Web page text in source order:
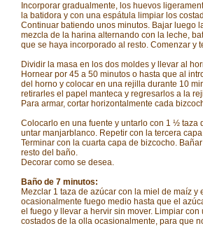
Incorporar gradualmente, los huevos
la batidora y con una espátula limpiar los
Continuar batiendo unos minutos. Bajar luego
mezcla de la harina alternando con la leche,
que se haya incorporado al resto. Comenzar y
Dividir la masa en los dos moldes y llevar al
Hornear por 45 a 50 minutos o hasta que al
del horno y colocar en una rejilla durante 10
retirarles el papel manteca y regresarlos a la
Para armar, cortar horizontalmente cada
Colocarlo en una fuente y untarlo con 1 ½ taza
untar manjarblanco. Repetir con la tercera
Terminar con la cuarta capa de bizcocho.
resto del baño.
Decorar como se desea.
Baño de 7 minutos:
Mezclar 1 taza de azúcar con la miel de maíz
ocasionalmente fuego medio hasta que el
el fuego y llevar a hervir sin mover. Limpiar
costados de la olla ocasionalmente, para que